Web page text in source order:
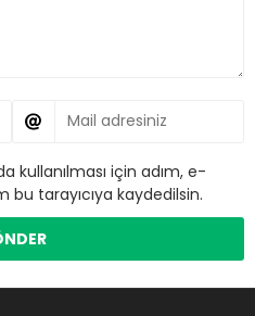
kullanılması için adım, e-
tarayıcıya kaydedilsin.